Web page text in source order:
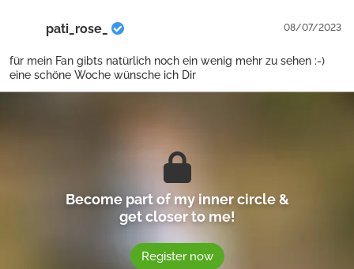
pati_rose_ 08/07/2023
für mein Fan gibts natürlich noch ein wenig mehr zu sehen :-)
eine schöne Woche wünsche ich Dir
Become part of my inner circle &
get closer to me!
Register now